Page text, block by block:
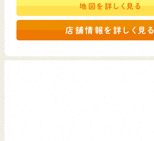
地図を詳しく見る
店舗情報を詳しく見る